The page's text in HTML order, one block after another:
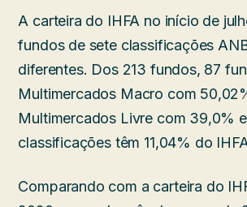
A carteira do IHFA no início de
fundos de sete classificações
diferentes. Dos 213 fundos, 87
Multimercados Macro com
Multimercados Livre com 39,0%
classificações têm 11,04% do
Comparando com a carteira do